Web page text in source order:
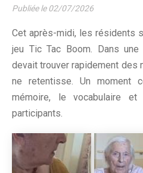
Publiée le02/07/2026
Cet après-midi, les résidents
jeu Tic Tac Boom. Dans une
devait trouver rapidement des
ne retentisse. Un moment
mémoire, le vocabulaire
participants.